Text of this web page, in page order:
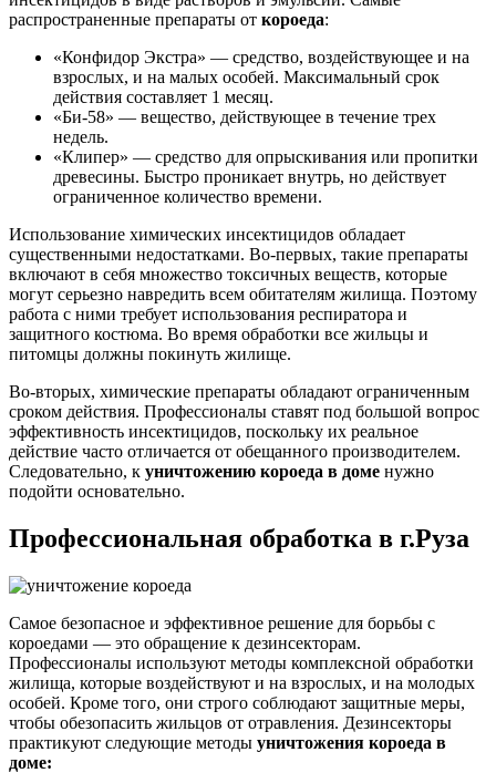
распространенные препараты от короеда:
«Конфидор Экстра» — средство, воздействующее и на
взрослых, и на малых особей. Максимальный срок
действия составляет 1 месяц.
«Би-58» — вещество, действующее в течение трех
недель.
«Клипер» — средство для опрыскивания или пропитки
древесины. Быстро проникает внутрь, но действует
ограниченное количество времени.
Использование химических инсектицидов обладает
существенными недостатками. Во-первых, такие препараты
включают в себя множество токсичных веществ, которые
могут серьезно навредить всем обитателям жилища. Поэтому
работа с ними требует использования респиратора и
защитного костюма. Во время обработки все жильцы и
питомцы должны покинуть жилище.
Во-вторых, химические препараты обладают ограниченным
сроком действия. Профессионалы ставят под большой вопрос
эффективность инсектицидов, поскольку их реальное
действие часто отличается от обещанного производителем.
Следовательно, к уничтожению короеда в доме нужно
подойти основательно.
Профессиональная обработка в г.Руза
Самое безопасное и эффективное решение для борьбы с
короедами — это обращение к дезинсекторам.
Профессионалы используют методы комплексной обработки
жилища, которые воздействуют и на взрослых, и на молодых
особей. Кроме того, они строго соблюдают защитные меры,
чтобы обезопасить жильцов от отравления. Дезинсекторы
практикуют следующие методы уничтожения короеда в
доме: